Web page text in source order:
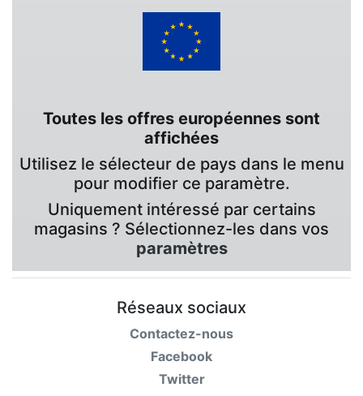
Toutes les offres européennes sont
affichées
Utilisez le sélecteur de pays dans le menu
pour modifier ce paramètre.
Uniquement intéressé par certains
magasins ? Sélectionnez-les dans vos
paramètres
Réseaux sociaux
Contactez-nous
Facebook
Twitter